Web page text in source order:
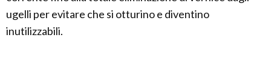
ugelli per evitare che si otturino e diventino
inutilizzabili.